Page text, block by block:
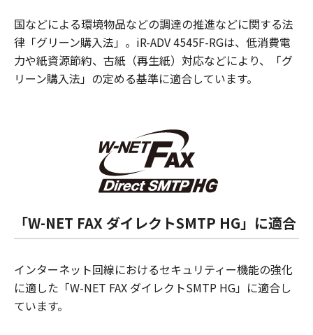
国などによる環境物品などの調達の推進などに関する法
律「グリーン購入法」。iR-ADV 4545F-RGは、低消費電
力や紙資源節約、古紙（再生紙）対応などにより、「グ
リーン購入法」の定める基準に適合しています。
「W-NET FAX ダイレクトSMTP HG」に適合
インターネット回線におけるセキュリティー機能の強化
に適した「W-NET FAX ダイレクトSMTP HG」に適合し
ています。